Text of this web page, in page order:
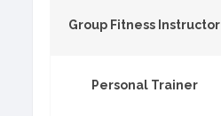
Group Fitness Instructor
Personal Trainer